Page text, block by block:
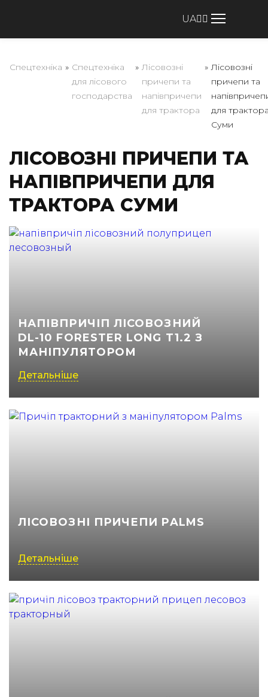
UA
Спецтехніка » Спецтехніка
для лісового
господарства
» Лісовозні
причепи та
напівпричепи
для трактора
» Лісовозні
причепи та
для
Суми
ЛІСОВОЗНІ ПРИЧЕПИ ТА
НАПІВПРИЧЕПИ ДЛЯ
ТРАКТОРА СУМИ
НАПІВПРИЧІП ЛІСОВОЗНИЙ
DL-10 FORESTER LONG T1.2 З
МАНІПУЛЯТОРОМ
Детальніше
ЛІСОВОЗНІ ПРИЧЕПИ PALMS
Детальніше